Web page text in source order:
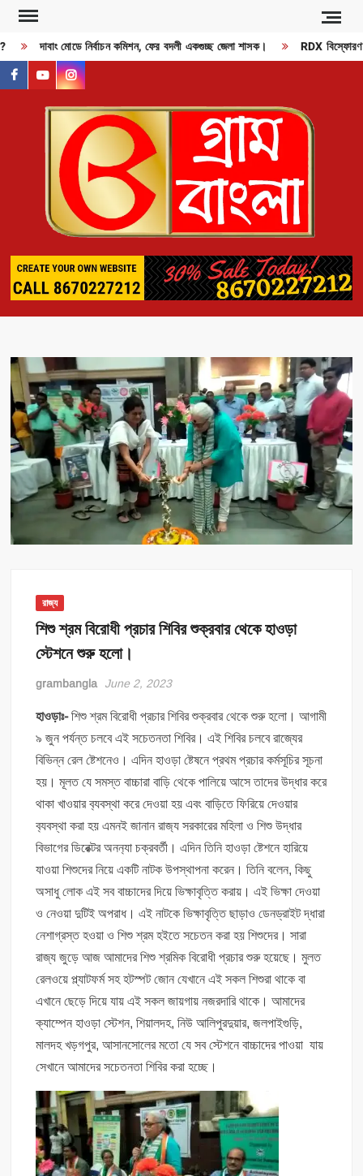
Skip
content দাবাং মোডে নির্বাচন কমিশন, ফের বদলী একগুচ্ছ জেলা শাসক। RDX
facebook
youtubeinstagram
রাজ্য
শিশু শ্রম বিরোধী প্রচার শিবির শুক্রবার থেকে হাওড়া
স্টেশনে শুরু হলো।
grambangla June 2, 2023
হাওড়াঃ-শিশু শ্রম বিরোধী প্রচার শিবির শুক্রবার থেকে শুরু হলো। আগামী
৯ জুন পর্যন্ত চলবে এই সচেতনতা শিবির। এই শিবির চলবে রাজ্যের
বিভিন্ন রেল ষ্টেশনেও। এদিন হাওড়া ষ্টেষনে প্রথম প্রচার কর্মসূচির সূচনা
হয়। মূলত যে সমস্ত বাচ্চারা বাড়ি থেকে পালিয়ে আসে তাদের উদ্ধার করে
থাকা খাওয়ার ব‍্যবস্থা করে দেওয়া হয় এবং বাড়িতে ফিরিয়ে দেওয়ার
ব‍্যবস্থা করা হয় এমনই জানান রাজ‍্য সরকারের মহিলা ও শিশু উদ্ধার
বিভাগের ডিরেক্টর অনন‍্যা চক্রবর্তী। এদিন তিনি হাওড়া ষ্টেশনে হারিয়ে
যাওয়া শিশুদের নিয়ে একটি নাটক উপস্থাপনা করেন। তিনি বলেন, কিছু
অসাধু লোক এই সব বাচ্চাদের দিয়ে ভিক্ষাবৃত্তি করায়। এই ভিক্ষা দেওয়া
ও নেওয়া দুটিই অপরাধ। এই নাটকে ভিক্ষাবৃত্তি ছাড়াও ডেনড্রাইট দ্ধারা
নেশাগ্রস্ত হওয়া ও শিশু শ্রম হইতে সচেতন করা হয় শিশুদের। সারা
রাজ্য জুড়ে আজ আমাদের শিশু শ্রমিক বিরোধী প্রচার শুরু হয়েছে। মুলত
রেলওয়ে প্ল্যাটফর্ম সহ হটস্পট জোন যেখানে এই সকল শিশুরা থাকে বা
এখানে ছেড়ে দিয়ে যায় এই সকল জায়গায় নজরদারি থাকে। আমাদের
ক্যাম্পেন হাওড়া স্টেশন, শিয়ালদহ, নিউ আলিপুরদুয়ার, জলপাইগুড়ি,
মালদহ খড়গপুর, আসানসোলের মতো যে সব স্টেশনে বাচ্চাদের পাওয়া যায়
সেখানে আমাদের সচেতনতা শিবির করা হচ্ছে।